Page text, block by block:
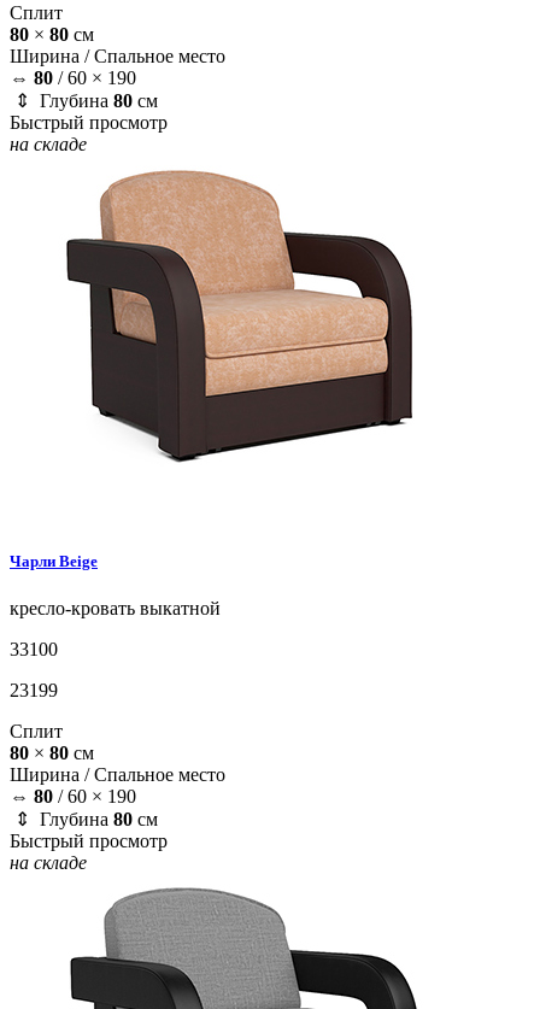
Сплит
80 × 80 см
Ширина /Спальное место
⇔ 80 /60 × 190
⇕ Глубина 80 см
Быстрый просмотр
на складе
Чарли Beige
кресло-кровать выкатной
33100
23199
Сплит
80 × 80 см
Ширина /Спальное место
⇔ 80 /60 × 190
⇕ Глубина 80 см
Быстрый просмотр
на складе